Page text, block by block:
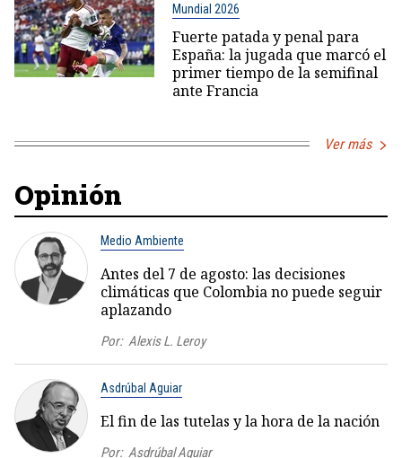
Mundial 2026
Fuerte patada y penal para
España: la jugada que marcó el
primer tiempo de la semifinal
ante Francia
Ver más
Opinión
Medio Ambiente
Antes del 7 de agosto: las decisiones
climáticas que Colombia no puede seguir
aplazando
Por: Alexis L. Leroy
Asdrúbal Aguiar
El fin de las tutelas y la hora de la nación
Por: Asdrúbal Aguiar